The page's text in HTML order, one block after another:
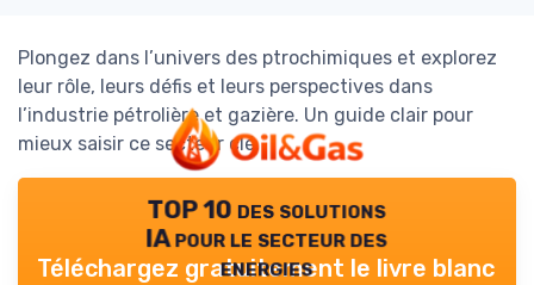
Plongez dans l’univers des ptrochimiques et explorez
leur rôle, leurs défis et leurs perspectives dans
l’industrie pétrolière et gazière. Un guide clair pour
mieux saisir ce secteur clé.
TOP 10 des solutions
IA pour le secteur des
energies
Téléchargez gratuitement le livre blanc